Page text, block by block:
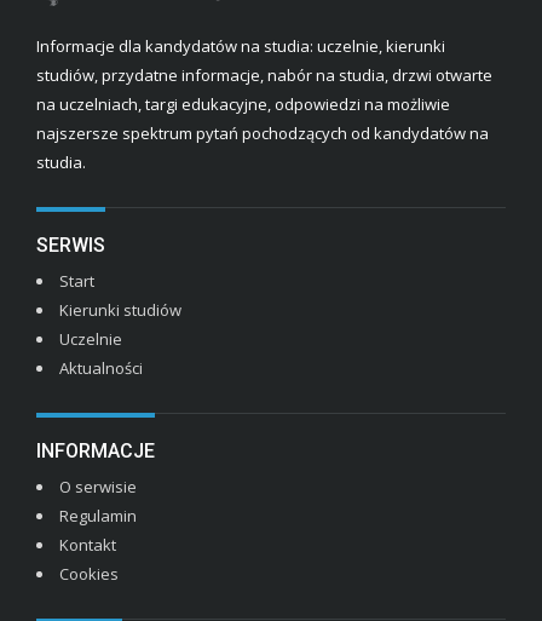
Informacje dla kandydatów na studia: uczelnie, kierunki
studiów, przydatne informacje, nabór na studia, drzwi otwarte
na uczelniach, targi edukacyjne, odpowiedzi na możliwie
najszersze spektrum pytań pochodzących od kandydatów na
studia.
SERWIS
Start
Kierunki studiów
Uczelnie
Aktualności
INFORMACJE
O serwisie
Regulamin
Kontakt
Cookies